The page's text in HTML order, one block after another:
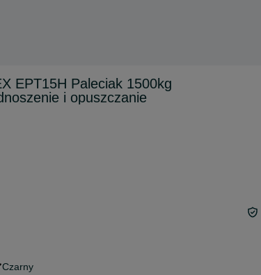
EPT15H Paleciak 1500kg
i opuszczanie
Czarny